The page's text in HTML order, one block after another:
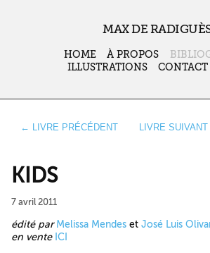
MAX DE
HOME À PROPOS
ILLUSTRATIONS
CONTACT
← LIVRE PRÉCÉDENT LIVRE
KIDS
7 avril 2011
édité par Melissa Mendes et José Luis
en vente ICI